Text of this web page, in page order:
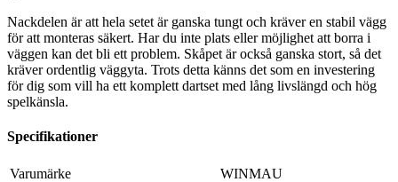
Nackdelen är att hela setet är ganska tungt och kräver en stabil vägg
för att monteras säkert. Har du inte plats eller möjlighet att borra i
väggen kan det bli ett problem. Skåpet är också ganska stort, så det
kräver ordentlig väggyta. Trots detta känns det som en investering
för dig som vill ha ett komplett dartset med lång livslängd och hög
spelkänsla.
Specifikationer
Varumärke
WINMAU